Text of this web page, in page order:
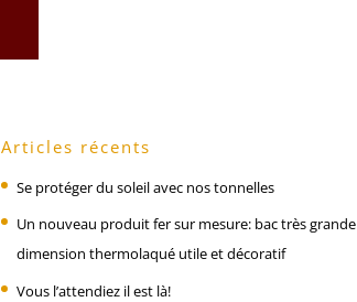
Articles récents
Se protéger du soleil avec nos tonnelles
Un nouveau produit fer sur mesure: bac très grande
dimension thermolaqué utile et décoratif
Vous l’attendiez il est là!